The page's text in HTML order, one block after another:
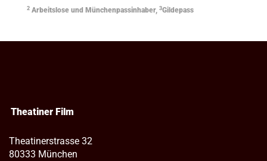
2 Arbeitslose und Münchenpassinhaber, 3Gildepass
Theatiner Film
Theatinerstrasse 32
80333 München